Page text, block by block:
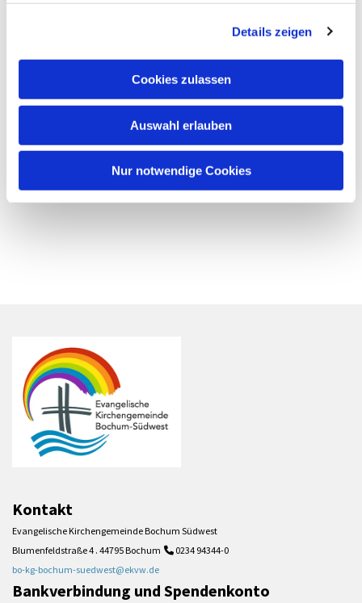
Details zeigen
Cookies zulassen
Auswahl erlauben
Nur notwendige Cookies
Kontakt
Evangelische Kirchengemeinde Bochum Südwest
Blumenfeldstraße 4 . 44795 Bochum  0234 94344-0
bo-kg-bochum-suedwest@ekvw.de
Bankverbindung und Spendenkonto